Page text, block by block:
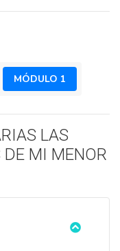
MÓDULO 1
LAS
MI MENOR